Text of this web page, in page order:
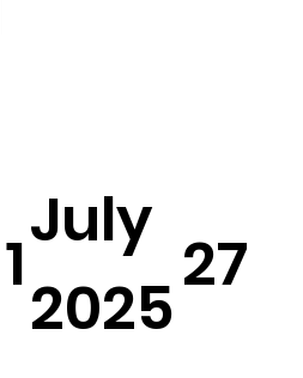
1
July
27
2025